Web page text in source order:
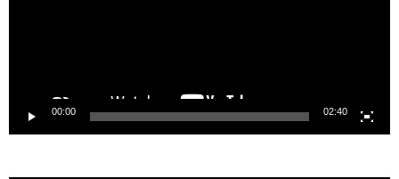
00:00 02:40